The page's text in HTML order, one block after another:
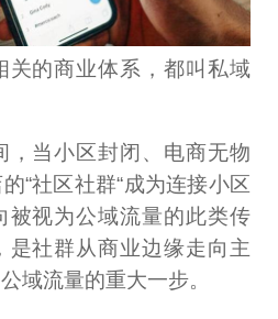
关的商业体系，都叫私域
，当小区封闭、电商无物
“社区社群“成为连接小区
被视为公域流量的此类传
是社群从商业边缘走向主
域流量的重大一步。